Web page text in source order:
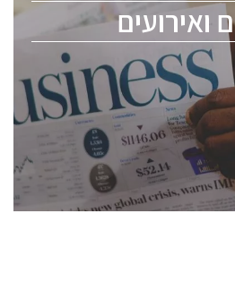
ואירועים
ChipEx2026 will be held on
conference is intended for
semiconductor industry,
professional experts, and
לחץ לפרטים